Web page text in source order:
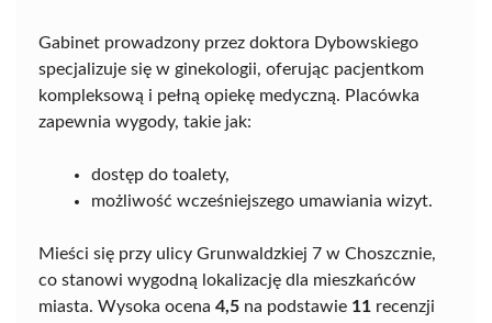
Gabinet prowadzony przez doktora Dybowskiego
specjalizuje się w ginekologii, oferując pacjentkom
kompleksową i pełną opiekę medyczną. Placówka
zapewnia wygody, takie jak:
dostęp do toalety,
możliwość wcześniejszego umawiania wizyt.
Mieści się przy ulicy Grunwaldzkiej 7 w Choszcznie,
co stanowi wygodną lokalizację dla mieszkańców
miasta. Wysoka ocena 4,5 na podstawie 11 recenzji